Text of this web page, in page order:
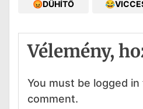
😡DÜHÍTŐ
Vélemény,
You must be logged
comment.